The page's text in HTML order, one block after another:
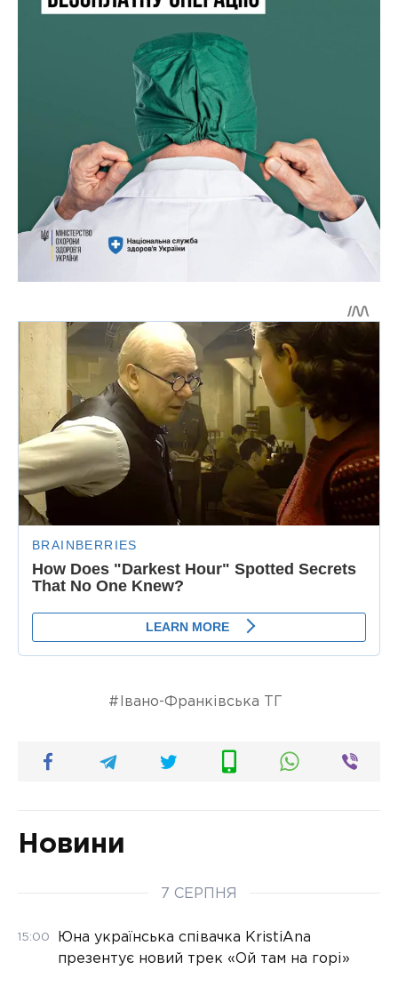
Івано-Франківська ТГ
Новини
7 СЕРПНЯ
15:00
Юна українська співачка KristiAna
презентує новий трек «Ой там на горі»